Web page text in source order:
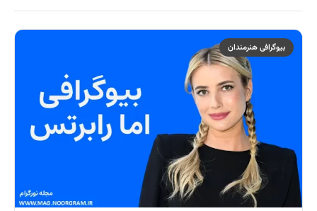
بیوگرافی هنرمندان